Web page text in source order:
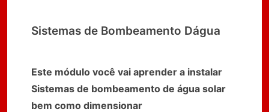
Sistemas de Bombeamento Dágua
Este módulo você vai aprender a instalar
Sistemas de bombeamento de água solar
bem como dimensionar